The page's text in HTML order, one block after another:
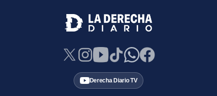
Derecha Diario TV